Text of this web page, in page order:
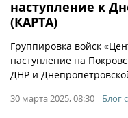
наступление к
(КАРТА)
Группировка войск
наступление на
ДНР и
30 марта 2025, 08:30 Блог